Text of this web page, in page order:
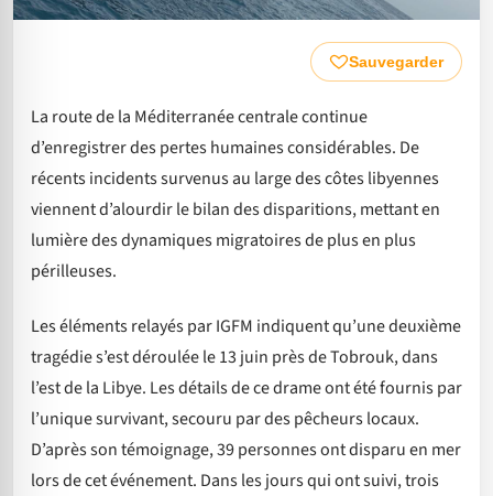
Sauvegarder
La route de la Méditerranée centrale continue
d’enregistrer des pertes humaines considérables. De
récents incidents survenus au large des côtes libyennes
viennent d’alourdir le bilan des disparitions, mettant en
lumière des dynamiques migratoires de plus en plus
périlleuses.
Les éléments relayés par IGFM indiquent qu’une deuxième
tragédie s’est déroulée le 13 juin près de Tobrouk, dans
l’est de la Libye. Les détails de ce drame ont été fournis par
l’unique survivant, secouru par des pêcheurs locaux.
D’après son témoignage, 39 personnes ont disparu en mer
lors de cet événement. Dans les jours qui ont suivi, trois